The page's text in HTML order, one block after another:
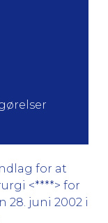
for at
<****> for
28. juni 2002 i